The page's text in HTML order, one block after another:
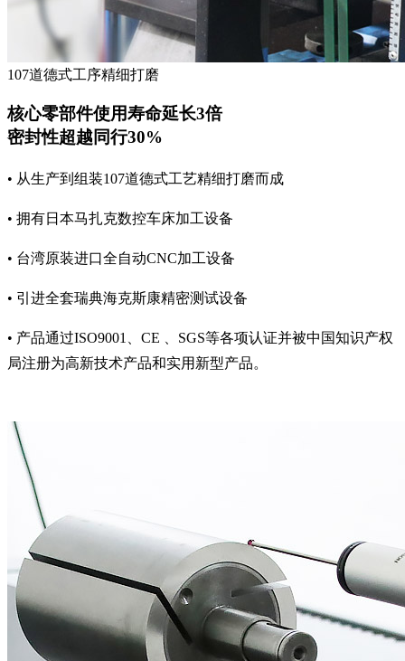
107道德式工序精细打磨
核心零部件使用寿命延长3倍
密封性超越同行30%
• 从生产到组装107道德式工艺精细打磨而成
• 拥有日本马扎克数控车床加工设备
• 台湾原装进口全自动CNC加工设备
• 引进全套瑞典海克斯康精密测试设备
• 产品通过ISO9001、CE 、SGS等各项认证并被中国知识产权
局注册为高新技术产品和实用新型产品。